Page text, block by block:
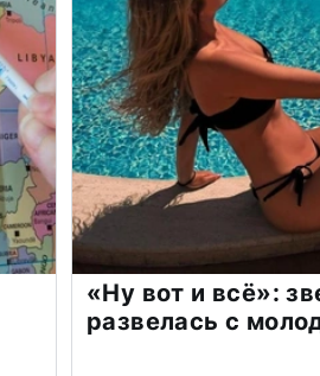
«Ну вот и всё»:
развелась с